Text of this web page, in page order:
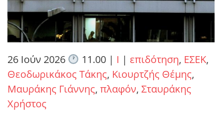
26 Ιούν 2026 11.00| I | επιδότηση, ΕΣΕΚ,
Θεοδωρικάκος Τάκης, Κιουρτζής Θέμης,
Μαυράκης Γιάννης, πλαφόν, Σταυράκης
Χρήστος